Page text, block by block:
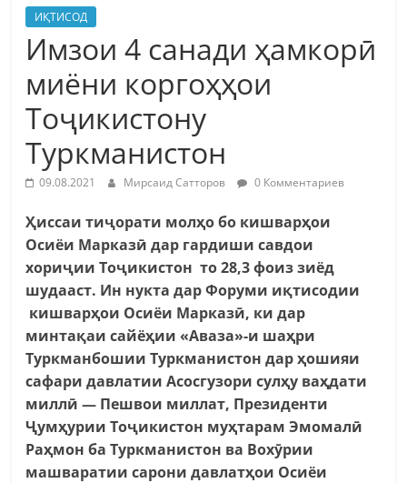
ИҚТИСОД
Имзои 4 санади ҳамкорӣ
миёни коргоҳҳои
Тоҷикистону
Туркманистон
09.08.2021 Мирсаид Сатторов 0 Комментариев
Ҳиссаи тиҷорати молҳо бо кишварҳои
Осиёи Марказӣ дар гардиши савдои
хориҷии Тоҷикистон то 28,3 фоиз зиёд
шудааст. Ин нукта дар Форуми иқтисодии
кишварҳои Осиёи Марказӣ, ки дар
минтақаи сайёҳии «Аваза»-и шаҳри
Туркманбошии Туркманистон дар ҳошияи
сафари давлатии Асосгузори сулҳу ваҳдати
миллӣ — Пешвои миллат, Президенти
Ҷумҳурии Тоҷикистон муҳтарам Эмомалӣ
Раҳмон ба Туркманистон ва Вохӯрии
машваратии сарони давлатҳои Осиёи